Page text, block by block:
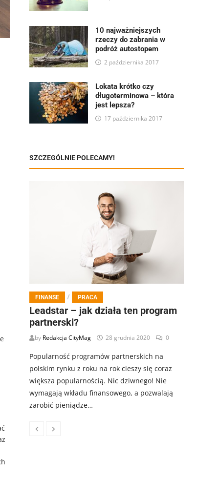
10 najważniejszych
rzeczy do zabrania w
podróż autostopem
2 października 2017
Lokata krótko czy
długoterminowa – która
jest lepsza?
17 października 2017
SZCZEGÓLNIE POLECAMY!
FINANSE / PRACA
Leadstar – jak działa ten program
partnerski?
by Redakcja CityMag 28 grudnia 2020 0
Popularność programów partnerskich na
polskim rynku z roku na rok cieszy się coraz
większa popularnością. Nic dziwnego! Nie
wymagają wkładu finansowego, a pozwalają
zarobić pieniądze…